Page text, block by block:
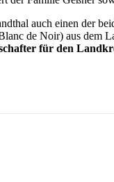
auch einen der
de Noir) aus
für den